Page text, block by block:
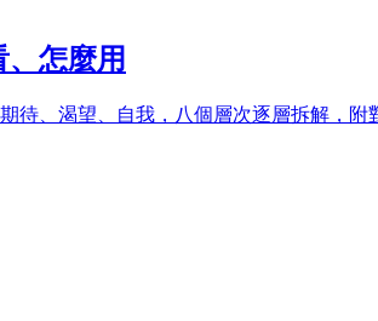
怎麼用
、渴望、自我，八個層次逐層拆解，